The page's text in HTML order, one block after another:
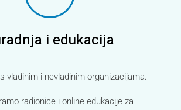
i edukacija
vladinim i nevladinim organizacijama.
radionice i online edukacije za